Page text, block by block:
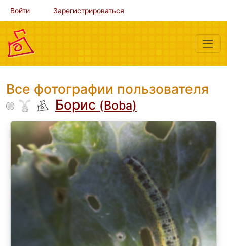
Войти Зарегистрироваться
Все фотографии пользователя
Борис (Boba)